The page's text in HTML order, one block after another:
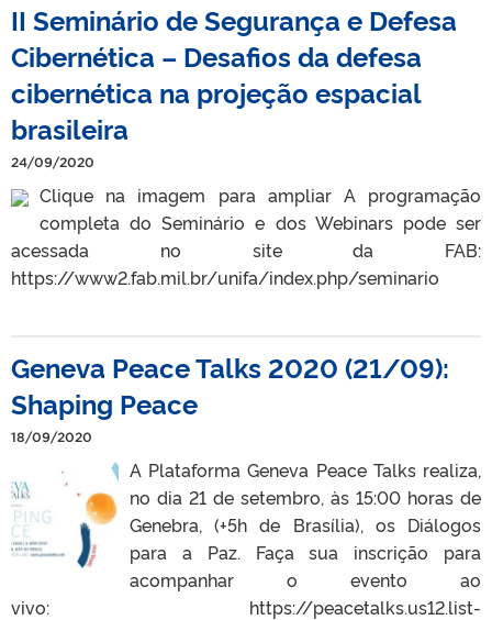
II Seminário de Segurança e Defesa
Cibernética – Desafios da defesa
cibernética na projeção espacial
brasileira
24/09/2020
Clique na imagem para ampliar A programação
completa do Seminário e dos Webinars pode ser
acessada no site da FAB:
https://www2.fab.mil.br/unifa/index.php/seminario
Geneva Peace Talks 2020 (21/09):
Shaping Peace
18/09/2020
A Plataforma Geneva Peace Talks realiza,
no dia 21 de setembro, às 15:00 horas de
Genebra, (+5h de Brasília), os Diálogos
para a Paz. Faça sua inscrição para
acompanhar o evento ao
vivo: https://peacetalks.us12.list-